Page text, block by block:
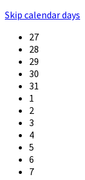
Skip calendar days
27
28
29
30
31
1
2
3
4
5
6
7